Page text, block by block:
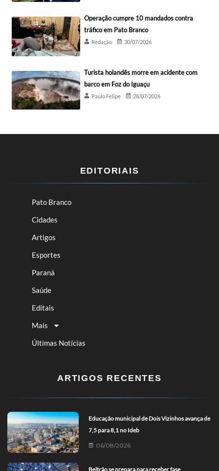
Operação cumpre 10 mandados contra
tráfico em Pato Branco
Redação 30/07/2026
Turista holandês morre em acidente com
barco em Foz do Iguaçu
Paulo Felipe 28/07/2026
EDITORIAIS
Pato Branco
Cidades
Artigos
Esportes
Paraná
Saúde
Editais
Mais
Últimas Notícias
ARTIGOS RECENTES
Educação municipal de Dois Vizinhos avança de
7,5 para 8,1 no Ideb
06/08/2026
Beltrão se prepara para receber fase